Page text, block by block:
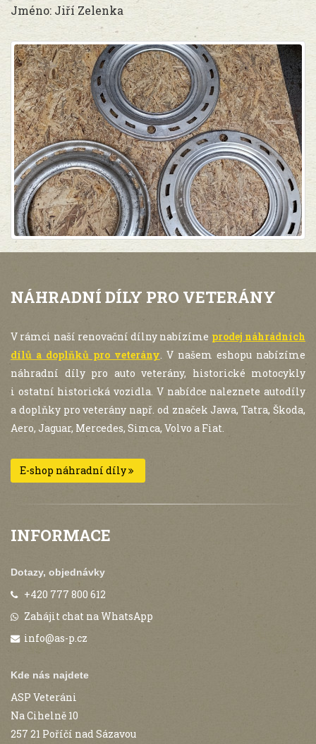
Jméno: Jiří Zelenka
NÁHRADNÍ DÍLY PRO VETERÁNY
V rámci naší renovační dílny nabízíme prodej náhrádních
dílů a doplňků pro veterány. V našem eshopu nabízíme
náhradní díly pro auto veterány, historické motocykly
i ostatní historická vozidla. V nabídce naleznete autodíly
a doplňky pro veterány např. od značek Jawa, Tatra, Škoda,
Aero, Jaguar, Mercedes, Simca, Volvo a Fiat.
E-shop náhradní díly
INFORMACE
Dotazy, objednávky
+420 777 800 612
Zahájit chat na WhatsApp
info@as-p.cz
Kde nás najdete
ASP Veteráni
Na Cihelně 10
257 21 Poříčí nad Sázavou